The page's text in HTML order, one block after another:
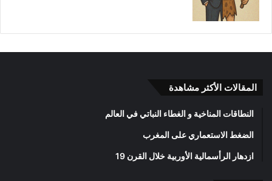
المقالات الأكثر مشاهدة
النطاقات المناخية و الغطاء النباتي في العالم
الضغط الاستعماري على المغرب
ازدهار الرأسمالية الأوربية خلال القرن 19